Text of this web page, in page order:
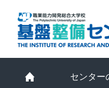
センター